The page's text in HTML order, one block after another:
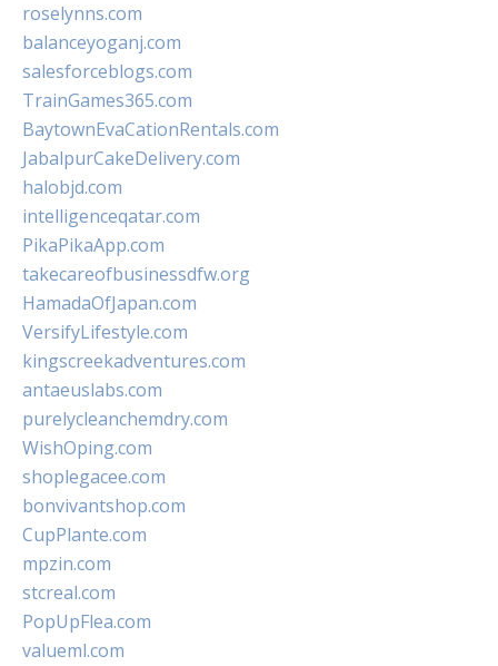
roselynns.com
balanceyoganj.com
salesforceblogs.com
TrainGames365.com
BaytownEvaCationRentals.com
JabalpurCakeDelivery.com
halobjd.com
intelligenceqatar.com
PikaPikaApp.com
takecareofbusinessdfw.org
HamadaOfJapan.com
VersifyLifestyle.com
kingscreekadventures.com
antaeuslabs.com
purelycleanchemdry.com
WishOping.com
shoplegacee.com
bonvivantshop.com
CupPlante.com
mpzin.com
stcreal.com
PopUpFlea.com
valueml.com